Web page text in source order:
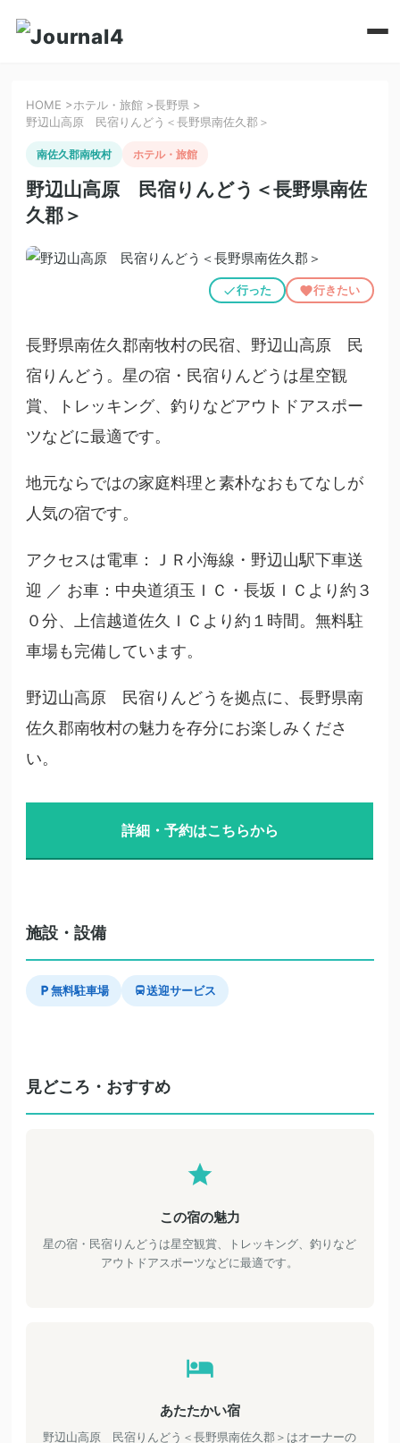
HOME >ホテル・旅館 >長野県 >
野辺山高原 民宿りんどう＜長野県南佐久郡＞
南佐久郡南牧村 ホテル・旅館
野辺山高原 民宿りんどう＜長野県南佐
久郡＞
行った 行きたい
長野県南佐久郡南牧村の民宿、野辺山高原 民
宿りんどう。星の宿・民宿りんどうは星空観
賞、トレッキング、釣りなどアウトドアスポー
ツなどに最適です。
地元ならではの家庭料理と素朴なおもてなしが
人気の宿です。
アクセスは電車：ＪＲ小海線・野辺山駅下車送
迎 ／ お車：中央道須玉ＩＣ・長坂ＩＣより約３
０分、上信越道佐久ＩＣより約１時間。無料駐
車場も完備しています。
野辺山高原 民宿りんどうを拠点に、長野県南
佐久郡南牧村の魅力を存分にお楽しみくださ
い。
詳細・予約はこちらから
施設・設備
無料駐車場 送迎サービス
見どころ・おすすめ
この宿の魅力
星の宿・民宿りんどうは星空観賞、トレッキング、釣りなど
アウトドアスポーツなどに最適です。
あたたかい宿
野辺山高原 民宿りんどう＜長野県南佐久郡＞はオーナーの